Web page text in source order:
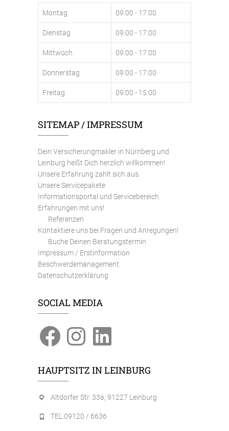
Montag 09:00 - 17:00
Dienstag 09:00 - 17:00
Mittwoch 09:00 - 17:00
Donnerstag 09:00 - 17:00
Freitag 09:00 - 15:00
SITEMAP / IMPRESSUM
Dein Versicherungmakler in Nürnberg und
Leinburg heißt Dich herzlich willkommen!
Unsere Erfahrung zahlt sich aus.
Unsere Servicepakete
Informationsportal und Servicebereich
Erfahrungen mit uns!
Referenzen
Kontaktiere uns bei Fragen und Anregungen!
Buche Deinen Beratungstermin
Impressum / Erstinformation
Beschwerdemanagement
Datenschutzerklärung
SOCIAL MEDIA
FacebookInstagramLinkedIn
HAUPTSITZ IN LEINBURG
Altdorfer Str. 33a, 91227 Leinburg
TEL 09120 / 6636